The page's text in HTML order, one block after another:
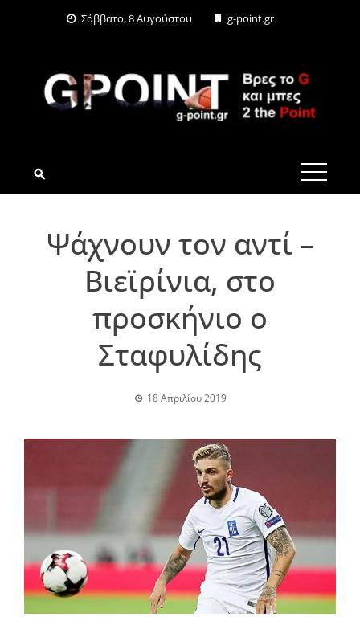
Σάββατο, 8 Αυγούστου g-point.gr
G-POINT.GR
Ψάχνουν τον αντί –
Βιεϊρίνια, στο
προσκήνιο ο
Σταφυλίδης
18 Απριλίου 2019